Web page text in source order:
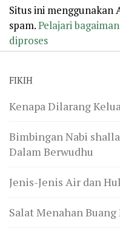
Situs ini
spam.Pelajari
diproses
FIKIH
Kenapa Dilarang
Bimbingan Nabi
Dalam Berwudhu
Jenis-Jenis Air dan
Salat Menahan